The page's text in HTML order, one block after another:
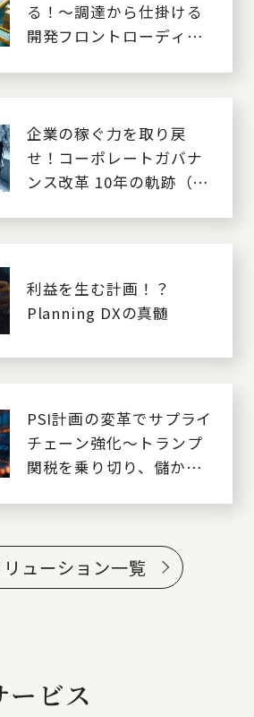
る！～調達から仕掛ける
開発フロントローディン
企業の稼ぐ力を取り戻
せ！コーポレートガバナ
ンス改革 10年の軌跡（第
利益を生む計画！？
Planning DXの真髄
PSI計画の変革でサプライ
チェーン強化～トランプ
関税を乗り切り、儲かる
ューション一覧
ービス